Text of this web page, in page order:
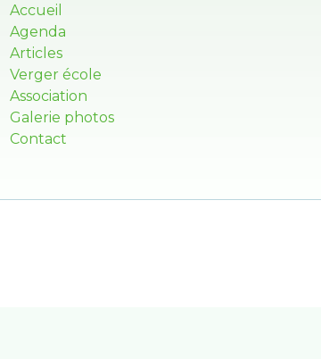
Accueil
Agenda
Articles
Verger école
Association
Galerie photos
Contact